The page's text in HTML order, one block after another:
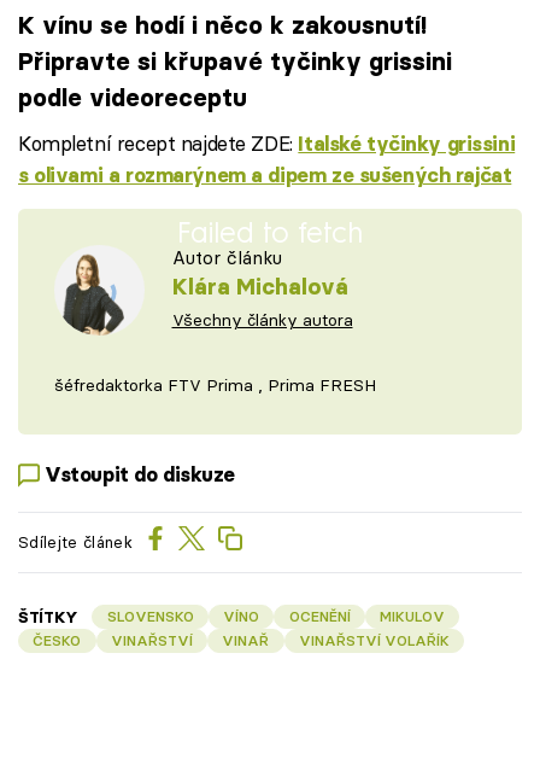
K vínu se hodí i něco k zakousnutí!
Připravte si křupavé tyčinky grissini
podle videoreceptu
Kompletní recept najdete ZDE: Italské tyčinky grissini
s olivami a rozmarýnem a dipem ze sušených rajčat
Failed to fetch
Autor článku
Klára Michalová
Všechny články autora
šéfredaktorka FTV Prima , Prima FRESH
Vstoupit do diskuze
Sdílejte článek
ŠTÍTKY SLOVENSKO VÍNO OCENĚNÍ
MIKULOV
ČESKO
VINAŘSTVÍ VINAŘ VINAŘSTVÍ VOLAŘÍK